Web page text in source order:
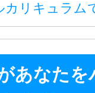
カリキュラム
あなた